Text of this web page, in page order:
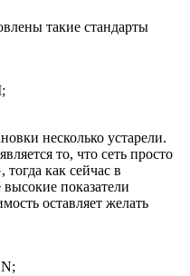
такие стандарты
несколько устарели.
то, что сеть просто
тогда как сейчас в
показатели
оставляет желать